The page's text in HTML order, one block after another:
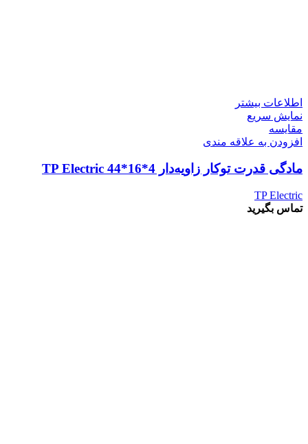
اطلاعات بیشتر
نمایش سریع
مقايسه
افزودن به علاقه مندی
مادگی قدرت توکار زاویه‌دار 4*16*44 TP Electric
TP Electric
تماس بگیرید